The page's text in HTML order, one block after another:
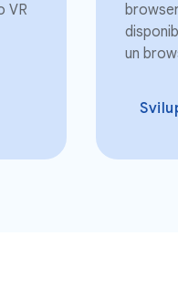
VR
un